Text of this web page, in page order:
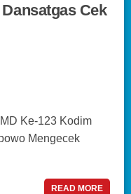
Cek
Ke-123 Kodim
Mengecek
READ MORE